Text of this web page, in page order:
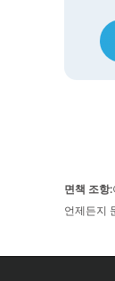
시작
면책 조항:
언제든지